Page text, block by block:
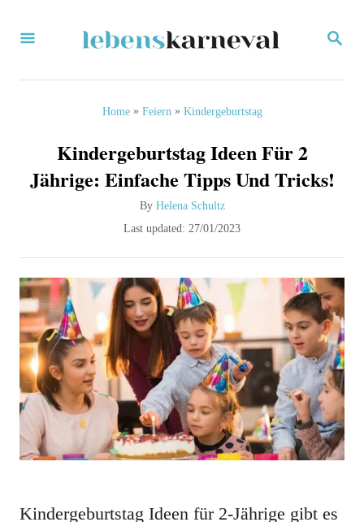
S
Home» Feiern » Kindergeburtstag
Kindergeburtstag Ideen Für 2
Jährige: Einfache Tipps Und Tricks!
By A
h
o
r
Helena Schultz
P
t
e
d
n
Last updated: 27/01/2023
Kindergeburtstag Ideen für 2-Jährige gibt es